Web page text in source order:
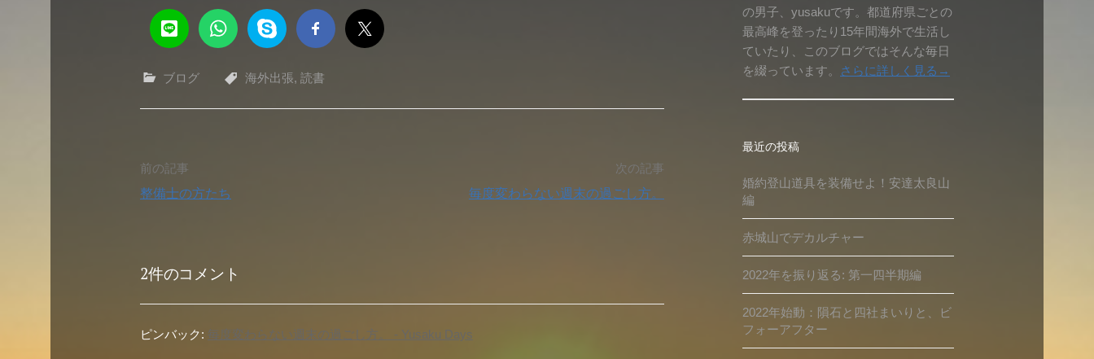
ブログ 海外出張, 読書
投
稿
ビ
前の記事
整備士の方たち
次の記事
毎度変わらない週末の過ごし方。
2件のコメント
ピンバック: 毎度変わらない週末の過ごし方。 - Yusaku Days
の男子、yusakuです。都道府県ごとの
最高峰を登ったり15年間海外で生活し
ていたり、このブログではそんな毎日
を綴っています。
さらに詳しく見る→
最近の投稿
婚約登山道具を装備せよ！安達太良山
編
赤城山でデカルチャー
2022年を振り返る: 第一四半期編
2022年始動：隕石と四社まいりと、ビ
フォーアフター